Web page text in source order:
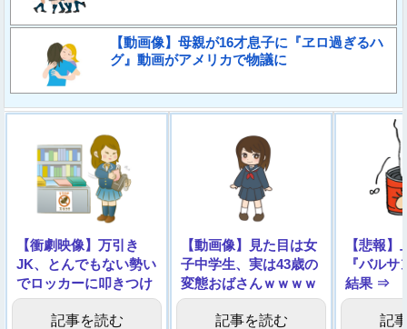
【動画像】母親が16才息子に『ヱロ過ぎるハ
グ』動画がアメリカで物議に
【衝劇映像】万引き
JK、とんでもない勢い
でロッカーに叩きつけ
られる →動画
記事を読む
【動画像】見た目は女
子中学生、実は43歳の
変態おばさんｗｗｗｗ
ｗｗｗｗ
記事を読む
【悲報
『バル
結果 ⇒
記